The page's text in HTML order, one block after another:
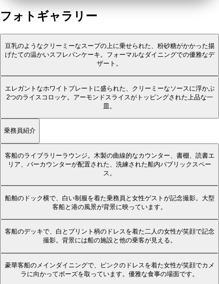
フォトギャラリー
豆乳のようなクリーミーなスープの上に乗せられた、粉砂糖がかかった揚
げたての温かいスフレパンケーキ。フォーマルなダイニングでの優雅なデ
ザート。
エレガントなホワイトプレートに盛られた、クリーミーなソースに浮かぶ
2つのライスコロッケ。アーモンドスライスがトッピングされた上品な一
皿。
乗務員紹介
客船のライブラリーラウンジ。木製の曲線的なカウンター、書棚、読書エ
リア、バーカウンターが配置された、洗練された船内パブリックスペー
ス。
船舶のドック横で、白い制服を着た乗務員と女性ゲストが記念撮影。大型
客船と港の風景が背景に映っています。
客船のデッキで、白とプリント柄のドレスを着た二人の女性が笑顔で記念
撮影。背景には船の施設と他の乗客が見える。
豪華客船のメインダイニングで、ピンクのドレスを着た女性が笑顔でカメ
ラに向かってポーズを取っています。優雅な食事の場面です。